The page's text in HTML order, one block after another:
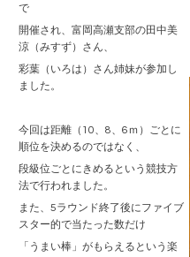
で
開催され、富岡高瀬支部の田中美
涼（みすず）さん、
彩葉（いろは）さん姉妹が参加し
ました。
今回は距離（10、8、6ｍ）ごとに
順位を決めるのではなく、
段級位ごとにきめるという競技方
法で行われました。
また、5ラウンド終了後にファイブ
スター的で当たった数だけ
「うまい棒」がもらえるという楽